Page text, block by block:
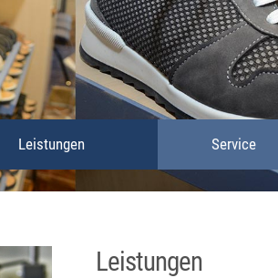
Leistungen Service
Leistungen